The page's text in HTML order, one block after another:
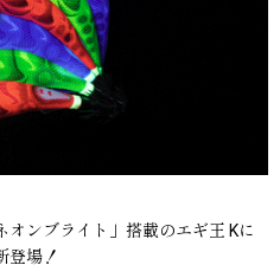
ンブライト」搭載のエギ王 Kに
登場！